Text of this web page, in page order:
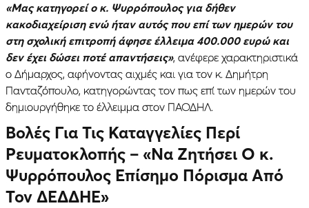
«Μας κατηγορεί ο κ. Ψυρρόπουλος για δήθεν
κακοδιαχείριση ενώ ήταν αυτός που επί των ημερών του
στη σχολική επιτροπή άφησε έλλειμα 400.000 ευρώ και
δεν έχει δώσει ποτέ απαντήσεις», ανέφερε χαρακτηριστικά
ο Δήμαρχος, αφήνοντας αιχμές και για τον κ. Δημήτρη
Πανταζόπουλο, κατηγορώντας τον πως επί των ημερών του
δημιουργήθηκε το έλλειμμα στον ΠΑΟΔΗΛ.
Βολές Για Τις Καταγγελίες Περί
Ρευματοκλοπής – «Να Ζητήσει Ο κ.
Ψυρρόπουλος Επίσημο Πόρισμα Από
Τον ΔΕΔΔΗΕ»